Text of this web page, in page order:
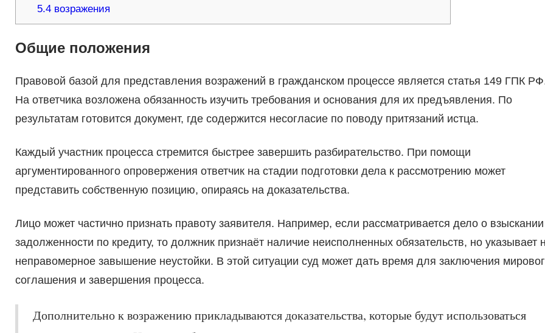
5.4 возражения
Общие положения
Правовой базой для представления возражений в гражданском процессе является статья 149 ГПК
На ответчика возложена обязанность изучить требования и основания для их предъявления. По
результатам готовится документ, где содержится несогласие по поводу притязаний истца.
Каждый участник процесса стремится быстрее завершить разбирательство. При помощи
аргументированного опровержения ответчик на стадии подготовки дела к рассмотрению может
представить собственную позицию, опираясь на доказательства.
Лицо может частично признать правоту заявителя. Например, если рассматривается дело о взыскании
задолженности по кредиту, то должник признаёт наличие неисполненных обязательств, но указывает
неправомерное завышение неустойки. В этой ситуации суд может дать время для заключения
соглашения и завершения процесса.
Дополнительно к возражению прикладываются доказательства, которые будут использоваться